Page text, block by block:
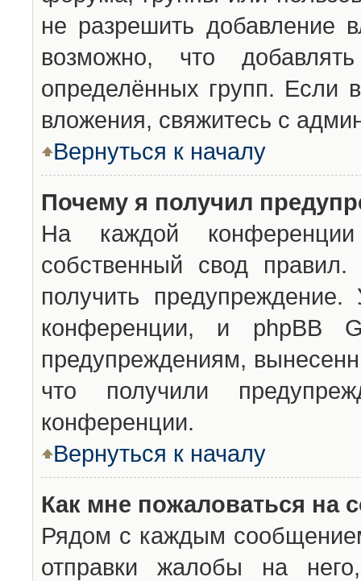
не разрешить добавление
возможно, что
определённых групп. Если
вложения, свяжитесь с
Вернуться к началу
Почему я получил
На каждой конференции
собственный свод
получить
конференции, и phpBB
предупреждениям,
что получили
конференции.
Вернуться к началу
Как мне пожаловаться на
Рядом с каждым
отправки жалобы на